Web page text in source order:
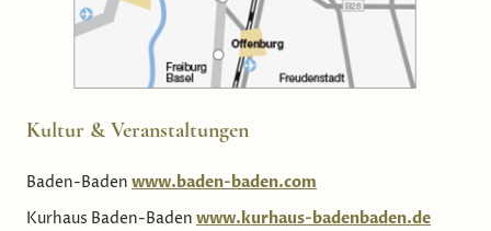
Kultur & Veranstaltungen
Baden-Baden www.baden-baden.com
Kurhaus Baden-Baden www.kurhaus-badenbaden.de